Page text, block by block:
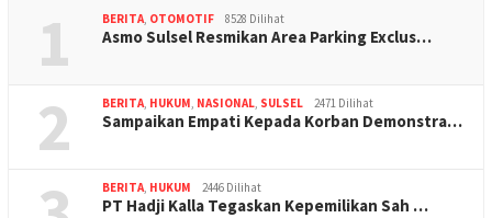
1 BERITA, OTOMOTIF 8528 Dilihat
Asmo Sulsel Resmikan Area Parking Exclus…
2 BERITA, HUKUM, NASIONAL, SULSEL 2471 Dilihat
Sampaikan Empati Kepada Korban Demonstra…
BERITA, HUKUM 2446 Dilihat
PT Hadji Kalla Tegaskan Kepemilikan Sah …